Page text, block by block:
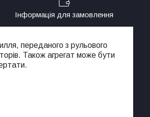
Інформація для замовлення
переданого з рульового
Також агрегат може бути